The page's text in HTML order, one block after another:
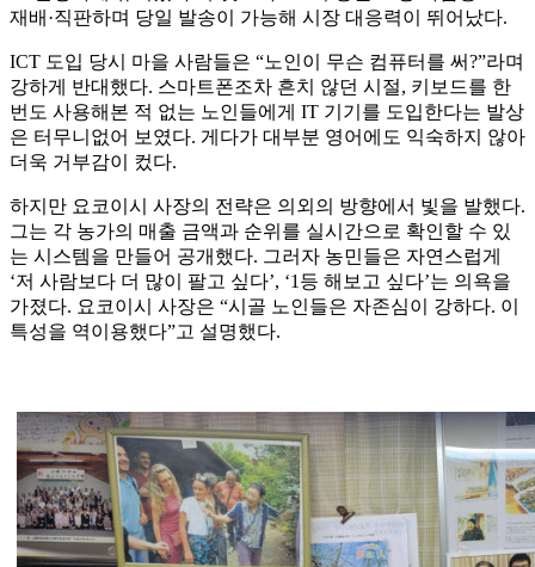
재배·직판하며 당일 발송이 가능해 시장 대응력이 뛰어났다.
ICT 도입 당시 마을 사람들은 “노인이 무슨 컴퓨터를 써?”라며
강하게 반대했다. 스마트폰조차 흔치 않던 시절, 키보드를 한
번도 사용해본 적 없는 노인들에게 IT 기기를 도입한다는 발상
은 터무니없어 보였다. 게다가 대부분 영어에도 익숙하지 않아
더욱 거부감이 컸다.
하지만 요코이시 사장의 전략은 의외의 방향에서 빛을 발했다.
그는 각 농가의 매출 금액과 순위를 실시간으로 확인할 수 있
는 시스템을 만들어 공개했다. 그러자 농민들은 자연스럽게
‘저 사람보다 더 많이 팔고 싶다’, ‘1등 해보고 싶다’는 의욕을
가졌다. 요코이시 사장은 “시골 노인들은 자존심이 강하다. 이
특성을 역이용했다”고 설명했다.